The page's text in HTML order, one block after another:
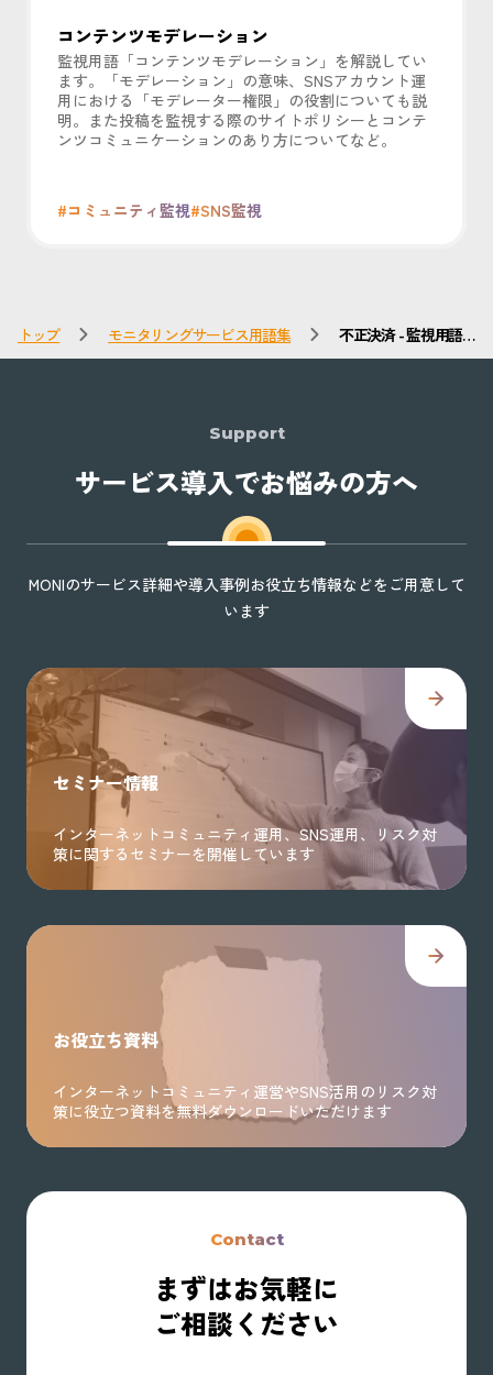
コンテンツモデレーション
監視用語「コンテンツモデレーション」を解説してい
ます。「モデレーション」の意味、SNSアカウント運
用における「モデレーター権限」の役割についても説
明。また投稿を監視する際のサイトポリシーとコンテ
ンツコミュニケーションのあり方についてなど。
#コミュニティ監視#SNS監視
トップ モニタリングサービス用語集 不正決済 - 監視用語
集 - インターネット
モニタリングや
Support
サービス導入でお悩みの方へ
MONIのサービス詳細や導入事例お役立ち情報などをご用意して
います
セミナー情報
インターネットコミュニティ運用、SNS運用、リスク対
策に関するセミナーを開催しています
お役立ち資料
インターネットコミュニティ運営やSNS活用のリスク対
策に役立つ資料を無料ダウンロードいただけます
Contact
まずはお気軽に
ご相談ください